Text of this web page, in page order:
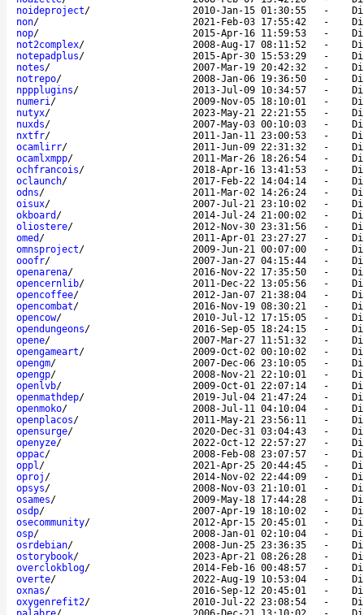
noideproject/ 2010-Jan-15 01:30:55 -
non/ 2021-Feb-03 17:55:42 -
nop/ 2015-Apr-16 11:59:53 -
not2complex/ 2008-Aug-17 08:11:52 -
notepadplus/ 2015-Apr-30 15:53:29 -
notes/ 2007-Mar-19 20:42:32 -
notrepo/ 2008-Jan-06 19:36:50 -
nppplugins/ 2013-Jul-09 10:34:57 -
numeri/ 2009-Nov-05 18:10:01 -
nutyx/ 2023-May-21 22:21:55 -
nuxds/ 2007-May-03 00:10:03 -
nxtfr/ 2011-Jan-11 23:00:53 -
ocamlirr/ 2011-Jun-09 22:31:32 -
ocamlxmpp/ 2011-Mar-26 18:26:54 -
ochfrancois/ 2018-Apr-16 13:41:53 -
oclaunch/ 2017-Feb-22 14:04:14 -
odns/ 2011-Mar-02 14:26:24 -
oisux/ 2007-Jul-21 23:10:02 -
okboard / 2014-Jul-24 21:00:02 -
oliostere/ 2012-Nov-30 23:31:56 -
omed / 2011-Apr-01 23:27:27 -
omnsproject/ 2009-Jun-21 00:07:00 -
ooofr/ 2007-Jan-27 04:15:44 -
openarena/ 2016-Nov-22 17:35:50 -
opencernlib/ 2011-Dec-22 13:05:56 -
opencoffee/ 2012-Jan-07 21:38:04 -
opencombat/ 2016-Nov-19 08:30:21 -
opencow/ 2010-Jul-12 17:15:05 -
opendungeons/ 2016-Sep-05 18:24:15 -
opene/ 2007-Mar-27 11:51:32 -
opengameart/ 2009-Oct-02 00:10:02 -
opengm/ 2007-Dec-06 23:10:05 -
opengp/ 2008-Nov-21 22:10:01 -
openlvb/ 2009-Oct-01 22:07:14 -
openmathdep/ 2019-Jul-04 21:47:24 -
openmoko/ 2008-Jul-11 04:10:04 -
openplacos/ 2011-May-21 23:56:11 -
opensurge/ 2020-Dec-31 03:04:43 -
openyze/ 2022-Oct-12 22:57:27 -
oppac/ 2008-Feb-08 23:07:57 -
oppl/ 2021-Apr-25 20:44:45 -
oproj / 2014-Nov-02 22:44:09 -
opsys/ 2008-Nov-03 21:10:01 -
osames/ 2009-May-18 17:44:28 -
osdp/ 2007-Apr-19 18:10:02 -
osecommunity/ 2012-Apr-15 20:45:01 -
osp/ 2008-Jan-01 02:10:04 -
osrdebian/ 2008-Jun-25 23:36:35 -
ostorybook/ 2023-Apr-21 08:26:28 -
overclokblog/ 2014-Feb-16 00:48:57 -
overte/ 2022-Aug-19 10:53:04 -
oxnas/ 2016-Sep-12 20:45:01 -
oxygenrefit2/ 2010-Jul-22 23:08:54 -